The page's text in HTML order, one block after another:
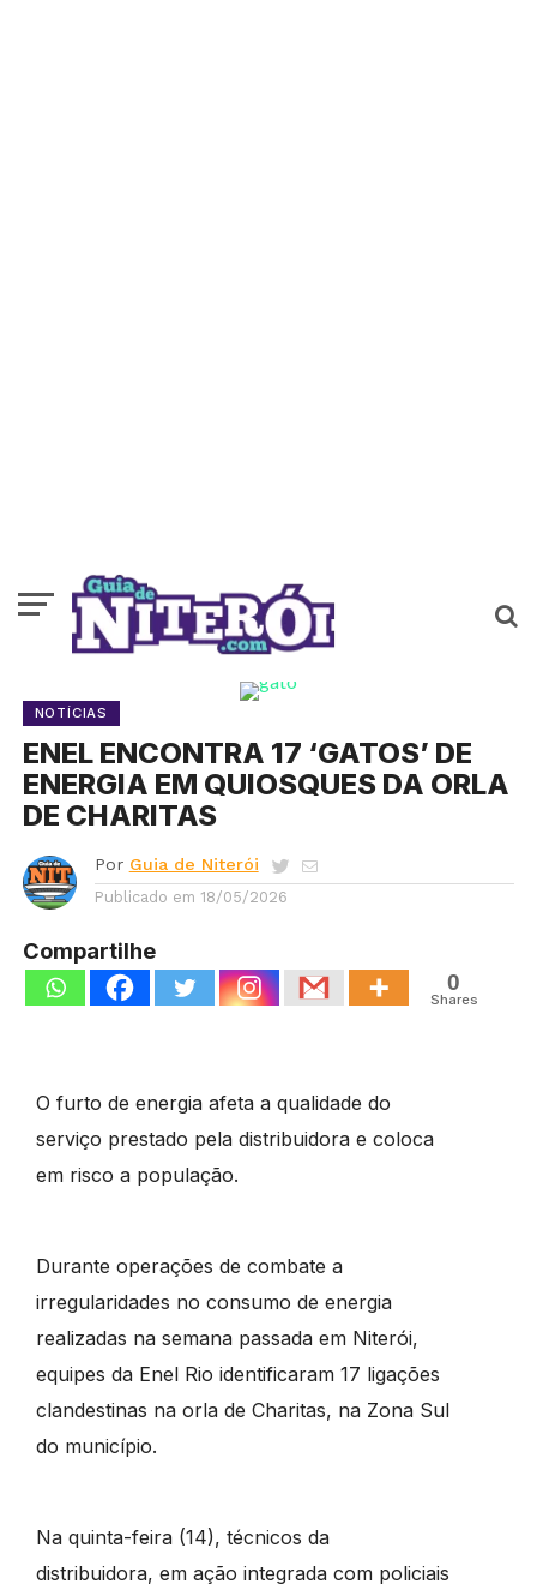
NOTÍCIAS
ENEL ENCONTRA 17 ‘GATOS’ DE
ENERGIA EM QUIOSQUES DA ORLA
DE CHARITAS
Por Guia de Niterói
Publicado em 18/05/2026
Compartilhe
0
Shares
O furto de energia afeta a qualidade do
serviço prestado pela distribuidora e coloca
em risco a população.
Durante operações de combate a
irregularidades no consumo de energia
realizadas na semana passada em Niterói,
equipes da Enel Rio identificaram 17 ligações
clandestinas na orla de Charitas, na Zona Sul
do município.
Na quinta-feira (14), técnicos da
distribuidora, em ação integrada com policiais